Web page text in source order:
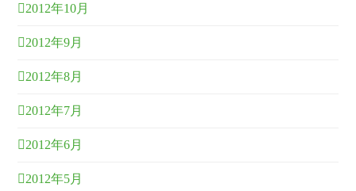
2012年10月
2012年9月
2012年8月
2012年7月
2012年6月
2012年5月